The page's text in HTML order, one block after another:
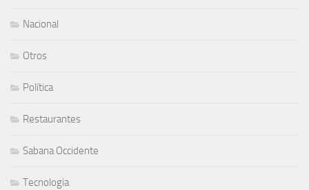
Nacional
Otros
Política
Restaurantes
Sabana Occidente
Tecnologia